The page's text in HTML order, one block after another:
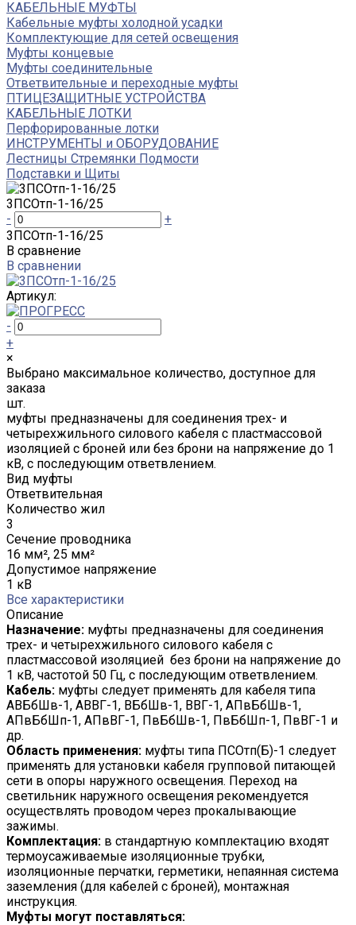
КАБЕЛЬНЫЕ МУФТЫ
Кабельные муфты холодной усадки
Комплектующие для сетей освещения
Муфты концевые
Муфты соединительные
Ответвительные и переходные муфты
ПТИЦЕЗАЩИТНЫЕ УСТРОЙСТВА
КАБЕЛЬНЫЕ ЛОТКИ
Перфорированные лотки
ИНСТРУМЕНТЫ и ОБОРУДОВАНИЕ
Лестницы Стремянки Подмости
Подставки и Щиты
3ПСОтп-1-16/25
-
+
3ПСОтп-1-16/25
В сравнение
В сравнении
Артикул:
-
+
×
Выбрано максимальное количество, доступное для
заказа
шт.
муфты предназначены для соединения трех- и
четырехжильного силового кабеля с пластмассовой
изоляцией с броней или без брони на напряжение до 1
кВ, с последующим ответвлением.
Вид муфты
Ответвительная
Количество жил
3
Сечение проводника
16 мм², 25 мм²
Допустимое напряжение
1 кВ
Все характеристики
Описание
Назначение: муфты предназначены для соединения
трех- и четырехжильного силового кабеля с
пластмассовой изоляцией без брони на напряжение до
1 кВ, частотой 50 Гц, с последующим ответвлением.
Кабель: муфты следует применять для кабеля типа
АВБбШв-1, АВВГ-1, ВБбШв-1, ВВГ-1, АПвБбШв-1,
АПвБбШп-1, АПвВГ-1, ПвБбШв-1, ПвБбШп-1, ПвВГ-1 и
др.
Область применения: муфты типа ПСОтп(Б)-1 следует
применять для установки кабеля групповой питающей
сети в опоры наружного освещения. Переход на
светильник наружного освещения рекомендуется
осуществлять проводом через прокалывающие
зажимы.
Комплектация: в стандартную комплектацию входят
термоусаживаемые изоляционные трубки,
изоляционные перчатки, герметики, непаянная система
заземления (для кабелей с броней), монтажная
инструкция.
Муфты могут поставляться: